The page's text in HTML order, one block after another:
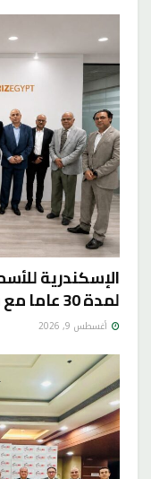
الإسكندرية
لمدة 30 عاما مع شركة SolarizEgypt
أغسطس 9, 2026